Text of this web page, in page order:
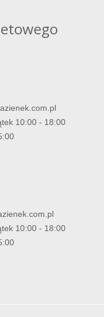
10:00 - 18:00
10:00 - 18:00